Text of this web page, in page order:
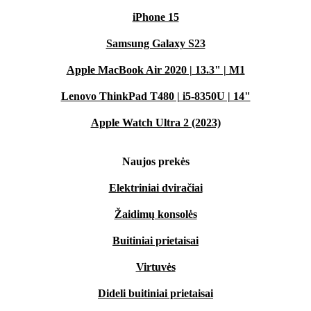
iPhone 15
Samsung Galaxy S23
Apple MacBook Air 2020 | 13.3" | M1
Lenovo ThinkPad T480 | i5-8350U | 14"
Apple Watch Ultra 2 (2023)
Naujos prekės
Elektriniai dviračiai
Žaidimų konsolės
Buitiniai prietaisai
Virtuvės
Dideli buitiniai prietaisai